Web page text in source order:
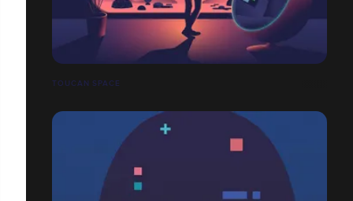
TOUCAN SPACE